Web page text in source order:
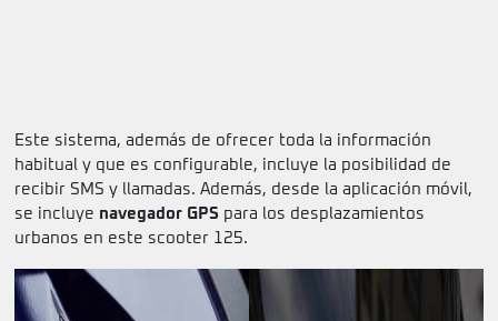
Este sistema, además de ofrecer toda la información
habitual y que es configurable, incluye la posibilidad de
recibir SMS y llamadas. Además, desde la aplicación móvil,
se incluye navegador GPS para los desplazamientos
urbanos en este scooter 125.